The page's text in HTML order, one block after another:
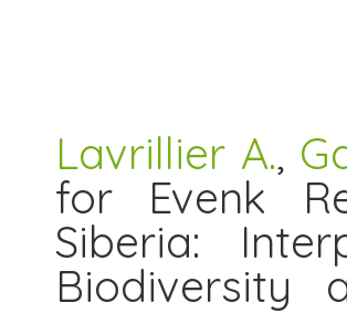
Lavrillier A.,
for Evenk
Siberia:
Biodiversity